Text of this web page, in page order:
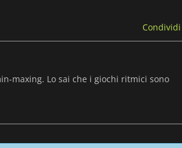
Condividi
maxing. Lo sai che i giochi ritmici sono